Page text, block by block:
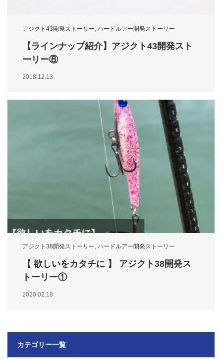
アジクト43開発ストーリー ハードルアー開発ストーリー
【ラインナップ紹介】アジクト43開発スト
ーリー⑧
2018.12.13
アジクト38開発ストーリー, ハードルアー開発ストーリー
【 欲しいをカタチに 】 アジクト38開発ス
トーリー①
2020.02.18
カテゴリー一覧